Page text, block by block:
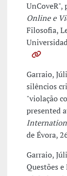
UnCoveR",
Online e
Filosofia,
Garraio,
silêncios
"violação
presented
de Évora,
Garraio,
Questões